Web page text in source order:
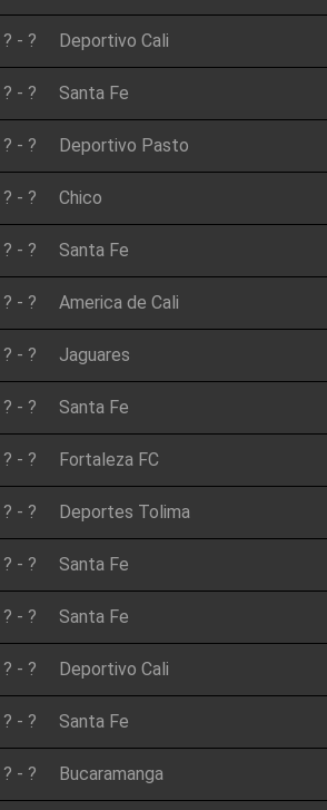
? - ? Deportivo Cali
? - ? Santa Fe
? - ? Deportivo Pasto
? - ? Chico
? - ? Santa Fe
? - ? America de Cali
? - ? Jaguares
? - ? Santa Fe
? - ? Fortaleza FC
? - ? Deportes Tolima
? - ? Santa Fe
? - ? Santa Fe
? - ? Deportivo Cali
? - ? Santa Fe
? - ? Bucaramanga